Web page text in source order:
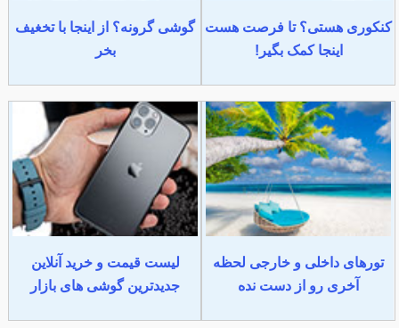
کنکوری هستی؟ تا فرصت هست
اینجا کمک بگیر!
گوشی گرونه؟ از اینجا با تخغیف
بخر
تورهای داخلی و خارجی لحظه
آخری رو از دست نده
لیست قیمت و خرید آنلاین
جدیدترین گوشی های بازار